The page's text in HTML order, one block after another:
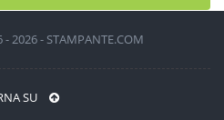
2026 - STAMPANTE.COM
SU